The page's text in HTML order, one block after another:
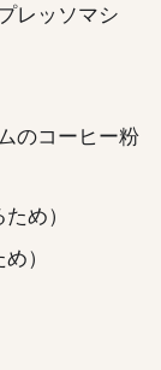
レッソマシ
のコーヒー粉
め）
）